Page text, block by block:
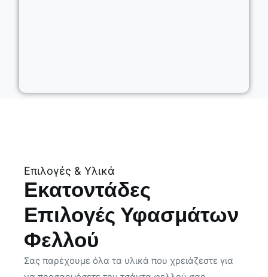
Επιλογές & Υλικά
Εκατοντάδες
Επιλογές Υφασμάτων
Φελλού
Σας παρέχουμε όλα τα υλικά που χρειάζεστε για